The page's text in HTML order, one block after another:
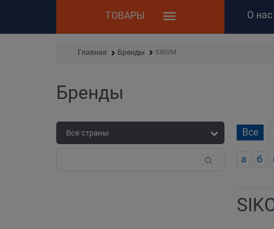
ТОВАРЫ О нас
Главная Бренды SIKOM
Бренды
Все
а б